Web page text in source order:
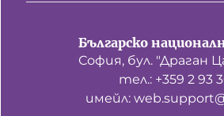
Българско
София, бул. "Драган
тел.: +359 2 93
имейл: